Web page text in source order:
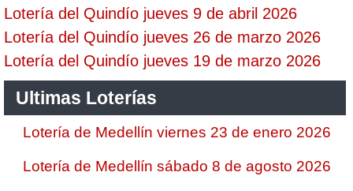
Lotería del Quindío jueves 9 de abril 2026
Lotería del Quindío jueves 26 de marzo 2026
Lotería del Quindío jueves 19 de marzo 2026
Ultimas Loterías
Lotería de Medellín viernes 23 de enero 2026
Lotería de Medellín sábado 8 de agosto 2026